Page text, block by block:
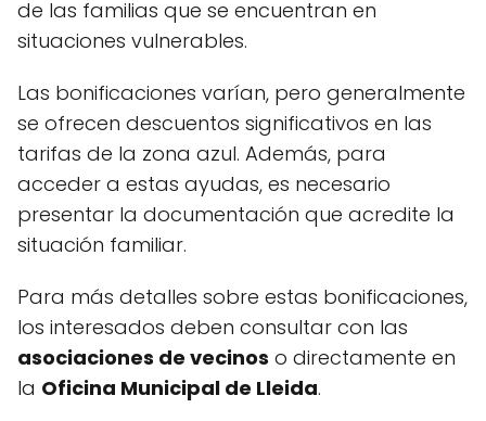
de las familias que se encuentran en
situaciones vulnerables.
Las bonificaciones varían, pero generalmente
se ofrecen descuentos significativos en las
tarifas de la zona azul. Además, para
acceder a estas ayudas, es necesario
presentar la documentación que acredite la
situación familiar.
Para más detalles sobre estas bonificaciones,
los interesados deben consultar con las
asociaciones de vecinos o directamente en
la Oficina Municipal de Lleida.